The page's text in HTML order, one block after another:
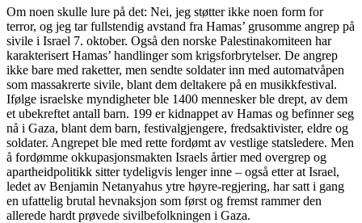
Om noen skulle lure på det: Nei, jeg støtter ikke noen form for
terror, og jeg tar fullstendig avstand fra Hamas’ grusomme angrep på
sivile i Israel 7. oktober. Også den norske Palestinakomiteen har
karakterisert Hamas’ handlinger som krigsforbrytelser. De angrep
ikke bare med raketter, men sendte soldater inn med automatvåpen
som massakrerte sivile, blant dem deltakere på en musikkfestival.
Ifølge israelske myndigheter ble 1400 mennesker ble drept, av dem
et ubekreftet antall barn. 199 er kidnappet av Hamas og befinner seg
nå i Gaza, blant dem barn, festivalgjengere, fredsaktivister, eldre og
soldater. Angrepet ble med rette fordømt av vestlige statsledere. Men
å fordømme okkupasjonsmakten Israels årtier med overgrep og
apartheidpolitikk sitter tydeligvis lenger inne – også etter at Israel,
ledet av Benjamin Netanyahus ytre høyre-regjering, har satt i gang
en ufattelig brutal hevnaksjon som først og fremst rammer den
allerede hardt prøvede sivilbefolkningen i Gaza.